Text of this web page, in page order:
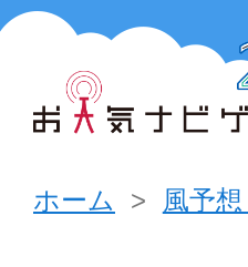
ホーム 風予